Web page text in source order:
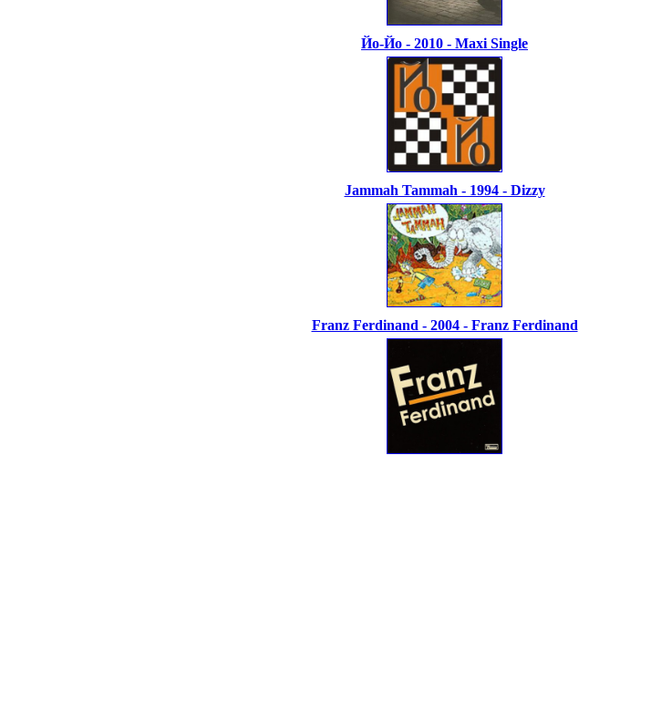
Йо-Йо - 2010 - Maxi Single
Jammah Tammah - 1994 - Dizzy
Franz Ferdinand - 2004 - Franz Ferdinand